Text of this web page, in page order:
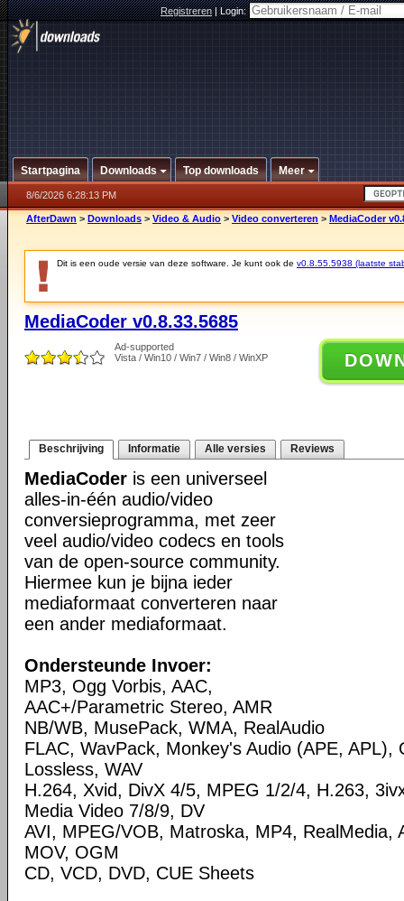
Registreren|Login:
Startpagina Downloads Top downloads Meer
8/6/2026 6:28:13 PM
AfterDawn > Downloads > Video & Audio > Video converteren > MediaCoder
Dit is een oude versie van deze software. Je kunt ook de v0.8.55.5938 (laatste
MediaCoder v0.8.33.5685
Ad-supported
Vista / Win10 / Win7 / Win8 / WinXP
Beschrijving Informatie Alle versies Reviews
MediaCoder is een universeel
alles-in-één audio/video
conversieprogramma, met zeer
veel audio/video codecs en tools
van de open-source community.
Hiermee kun je bijna ieder
mediaformaat converteren naar
een ander mediaformaat.
Ondersteunde Invoer:
MP3, Ogg Vorbis, AAC,
AAC+/Parametric Stereo, AMR
NB/WB, MusePack, WMA, RealAudio
FLAC, WavPack, Monkey's Audio (APE, APL),
Lossless, WAV
H.264, Xvid, DivX 4/5, MPEG 1/2/4, H.263,
Media Video 7/8/9, DV
AVI, MPEG/VOB, Matroska, MP4, RealMedia,
MOV, OGM
CD, VCD, DVD, CUE Sheets